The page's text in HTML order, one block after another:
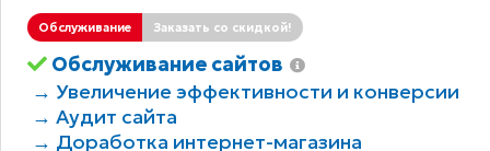
Обслуживание Заказать со скидкой!
Обслуживание сайтов
→ Увеличение эффективности и конверсии
→ Аудит сайта
→ Доработка интернет-магазина